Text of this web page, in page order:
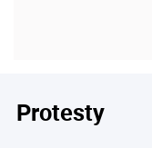
Protesty